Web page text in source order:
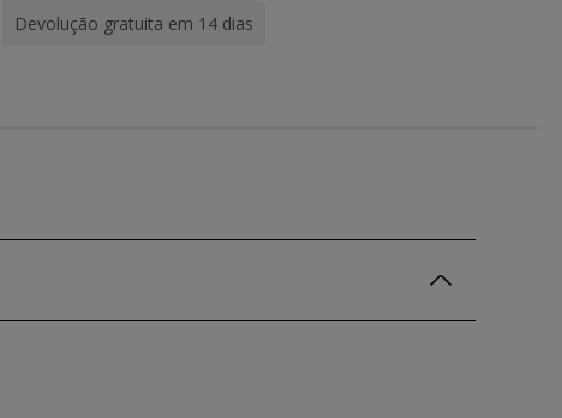
Devolução gratuita em 14 dias